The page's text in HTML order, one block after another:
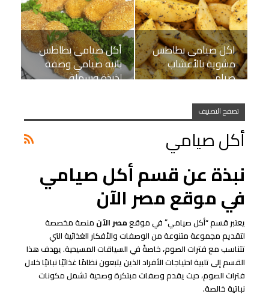
اكل صيامى بطاطس
مشوية بالأعشاب
صيامي
أكل صيامى بطاطس
بانيه صيامي وصفة
لذيذة وسهلة
تصفح التصنيف
أكل صيامي
نبذة عن قسم أكل صيامي
في موقع مصر الآن
يعتبر قسم “أكل صيامي” في موقعمصر الآن منصة مخصصة
لتقديم مجموعة متنوعة من الوصفات والأفكار الغذائية التي
تتناسب مع فترات الصوم، خاصةً في السياقات المسيحية. يهدف هذا
القسم إلى تلبية احتياجات الأفراد الذين يتبعون نظامًا غذائيًا نباتيًا خلال
فترات الصوم، حيث يقدم وصفات مبتكرة وصحية تشمل مكونات
نباتية خالصة.